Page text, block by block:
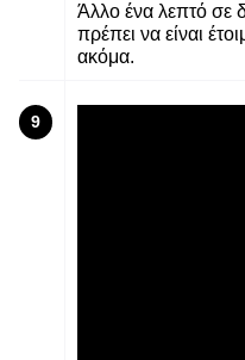
Άλλο ένα λεπτό σε
πρέπει να είναι
ακόμα.
9